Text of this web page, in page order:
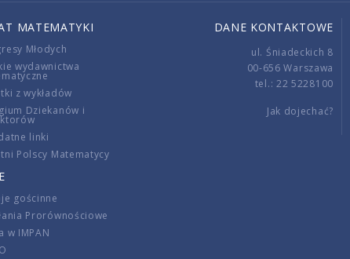
MATEMATYKI
Młodych
wydawnictwa
z wykładów
Dziekanów i
linki
Polscy Matematycy
gościnne
Prorównościowe
w IMPAN
DANE KONTAKTOWE
ul. Śniadeckich 8
00-656 Warszawa
tel.: 22 5228100
Jak dojechać?